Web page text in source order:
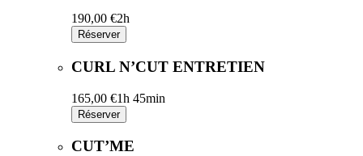
190,00 €2h
Réserver
CURL N’CUT ENTRETIEN
165,00 €1h 45min
Réserver
CUT’ME